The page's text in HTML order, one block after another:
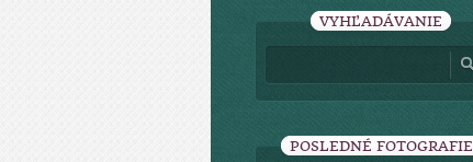
VYHĽADÁVANIE
POSLEDNÉ FOTOGRAFIE